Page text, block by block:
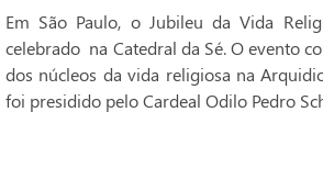
Em São Paulo, o Jubileu da Vida
celebrado na Catedral da Sé. O evento
dos núcleos da vida religiosa na
foi presidido pelo Cardeal Odilo Pedro